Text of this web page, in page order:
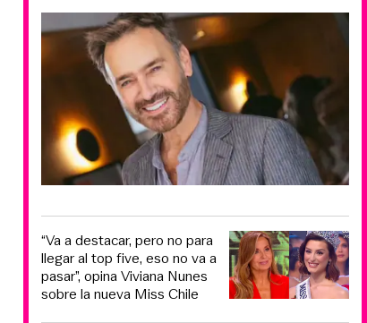
“Va a destacar, pero no para
llegar al top five, eso no va a
pasar”, opina Viviana Nunes
sobre la nueva Miss Chile